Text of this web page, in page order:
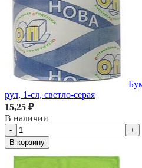
рул, 1-сл, светло-серая
15,25 ₽
В наличии
-
+
В корзину